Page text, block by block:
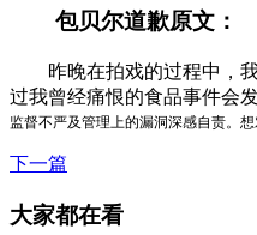
包贝尔道歉原文：
昨晚在拍戏的过程中，我
过我曾经痛恨的食品事件会
监督不严及管理上的漏洞深感自责。 想
下一篇
大家都在看